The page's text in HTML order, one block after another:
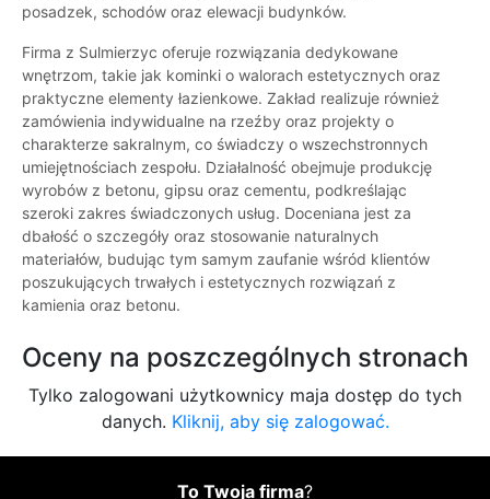
posadzek, schodów oraz elewacji budynków.
Firma z Sulmierzyc oferuje rozwiązania dedykowane
wnętrzom, takie jak kominki o walorach estetycznych oraz
praktyczne elementy łazienkowe. Zakład realizuje również
zamówienia indywidualne na rzeźby oraz projekty o
charakterze sakralnym, co świadczy o wszechstronnych
umiejętnościach zespołu. Działalność obejmuje produkcję
wyrobów z betonu, gipsu oraz cementu, podkreślając
szeroki zakres świadczonych usług. Doceniana jest za
dbałość o szczegóły oraz stosowanie naturalnych
materiałów, budując tym samym zaufanie wśród klientów
poszukujących trwałych i estetycznych rozwiązań z
kamienia oraz betonu.
Oceny na poszczególnych stronach
Tylko zalogowani użytkownicy maja dostęp do tych
danych. Kliknij, aby się zalogować.
To Twoja firma?